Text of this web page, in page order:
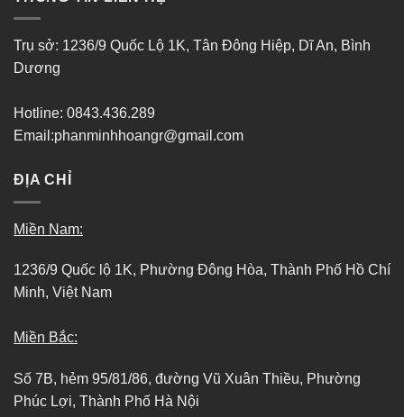
Trụ sở: 1236/9 Quốc Lộ 1K, Tân Đông Hiệp, Dĩ An, Bình
Dương
Hotline: 0843.436.289
Email:phanminhhoangr@gmail.com
ĐỊA CHỈ
Miền Nam:
1236/9 Quốc lộ 1K, Phường Đông Hòa, Thành Phố Hồ Chí
Minh, Việt Nam
Miền Bắc:
Số 7B, hẻm 95/81/86, đường Vũ Xuân Thiều, Phường
Phúc Lợi, Thành Phố Hà Nội